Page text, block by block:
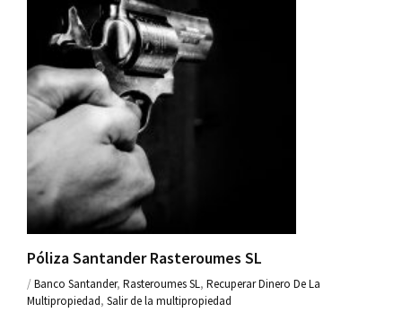
Póliza Santander Rasteroumes SL
/Banco Santander, Rasteroumes SL, Recuperar Dinero De La
Multipropiedad, Salir de la multipropiedad